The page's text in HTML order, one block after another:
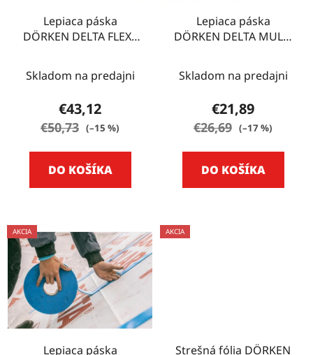
Lepiaca páska
DÖRKEN DELTA FLEXX
Skladom na predajni
€43,12
€50,73 (–15 %)
DO KOŠÍKA
Lepiaca páska
DÖRKEN DELTA MULTI
Skladom na predajni
€21,89
€26,69 (–17 %)
DO KOŠÍKA
AKCIA
Lepiaca páska
AKCIA
Strešná fólia DÖRKEN